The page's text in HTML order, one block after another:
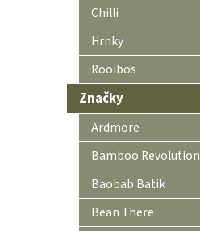
Chilli
Hrnky
Rooibos
Značky
Ardmore
Bamboo Revolution
Baobab Batik
Bean There